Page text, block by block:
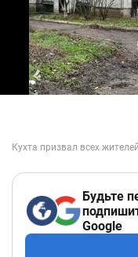
Будьте
Google